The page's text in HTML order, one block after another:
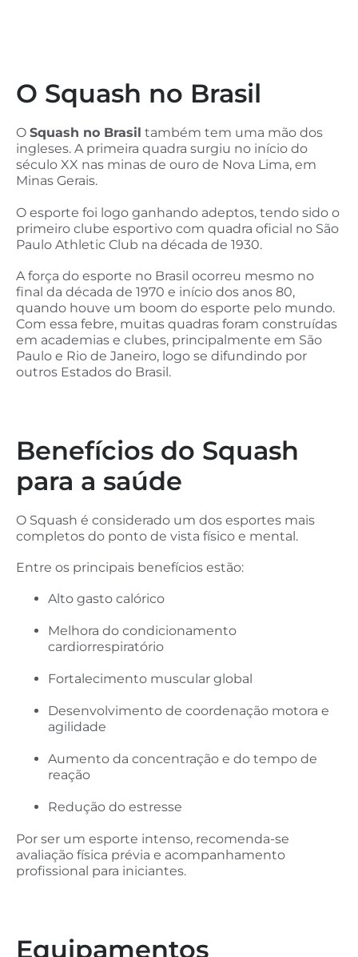
O Squash no Brasil
O Squash no Brasil também tem uma mão dos
ingleses. A primeira quadra surgiu no início do
século XX nas minas de ouro de Nova Lima, em
Minas Gerais.
O esporte foi logo ganhando adeptos, tendo sido o
primeiro clube esportivo com quadra oficial no São
Paulo Athletic Club na década de 1930.
A força do esporte no Brasil ocorreu mesmo no
final da década de 1970 e início dos anos 80,
quando houve um boom do esporte pelo mundo.
Com essa febre, muitas quadras foram construídas
em academias e clubes, principalmente em São
Paulo e Rio de Janeiro, logo se difundindo por
outros Estados do Brasil.
Benefícios do Squash
para a saúde
O Squash é considerado um dos esportes mais
completos do ponto de vista físico e mental.
Entre os principais benefícios estão:
Alto gasto calórico
Melhora do condicionamento
cardiorrespiratório
Fortalecimento muscular global
Desenvolvimento de coordenação motora e
agilidade
Aumento da concentração e do tempo de
reação
Redução do estresse
Por ser um esporte intenso, recomenda-se
avaliação física prévia e acompanhamento
profissional para iniciantes.
Equipamentos